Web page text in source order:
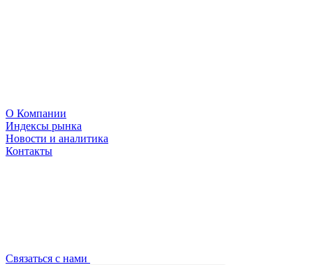
О Компании
Индексы рынка
Новости и аналитика
Контакты
Связаться с нами